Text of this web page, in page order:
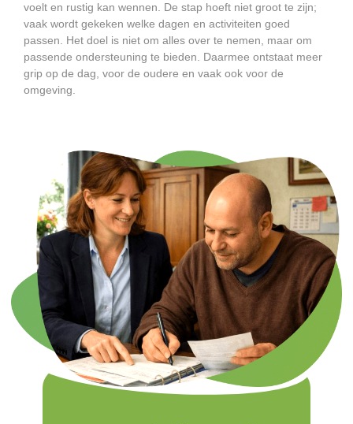
voelt en rustig kan wennen. De stap hoeft niet groot te zijn;
vaak wordt gekeken welke dagen en activiteiten goed
passen. Het doel is niet om alles over te nemen, maar om
passende ondersteuning te bieden. Daarmee ontstaat meer
grip op de dag, voor de oudere en vaak ook voor de
omgeving.